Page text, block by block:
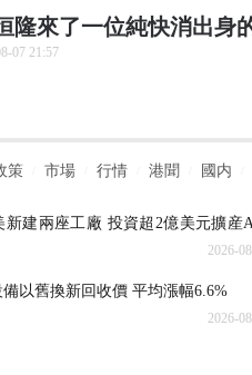
隆來了一位純快消出身
07 21:57
策 市場 行情 港聞 國内
新建兩座工廠 投資超2億美元擴産
2026-
以舊換新回收價 平均漲幅6.6%
2026-